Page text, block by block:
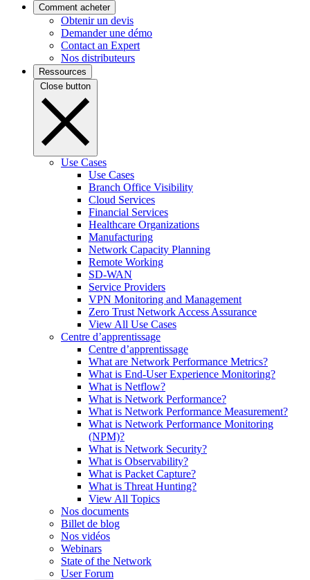
Comment acheter
Obtenir un devis
Demander une démo
Contact an Expert
Nos distributeurs
Ressources
Close button
Use Cases
Use Cases
Branch Office Visibility
Cloud Services
Financial Services
Healthcare Organizations
Manufacturing
Network Capacity Planning
Remote Working
SD-WAN
Service Providers
VPN Monitoring and Management
Zero Trust Network Access Assurance
View All Use Cases
Centre d’apprentissage
Centre d’apprentissage
What are Network Performance Metrics?
What is End-User Experience Monitoring?
What is Netflow?
What is Network Performance?
What is Network Performance Measurement?
What is Network Performance Monitoring
(NPM)?
What is Network Security?
What is Observability?
What is Packet Capture?
What is Threat Hunting?
View All Topics
Nos documents
Billet de blog
Nos vidéos
Webinars
State of the Network
User Forum